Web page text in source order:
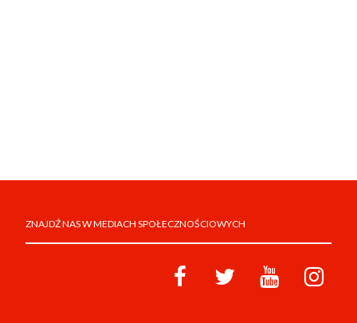
ZNAJDŹ NAS W MEDIACH SPOŁECZNOŚCIOWYCH